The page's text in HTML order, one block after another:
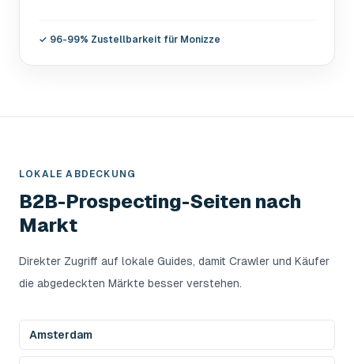
✓ 96-99% Zustellbarkeit für Monizze
LOKALE ABDECKUNG
B2B-Prospecting-Seiten nach
Markt
Direkter Zugriff auf lokale Guides, damit Crawler und Käufer
die abgedeckten Märkte besser verstehen.
Amsterdam